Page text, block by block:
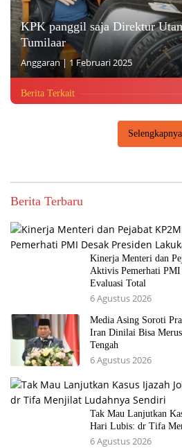
KPK panggil saja Direktur
Tumilaar
Anggaran| 1 Februari 2025
Berita Terkait
Selengkapnya
Berita Terbaru
Kinerja Menteri dan
Aktivis Pemerhati PMI
Evaluasi Total
6 Agustus 2026
Media Asing Soroti
Iran Dinilai Bisa
Tengah
6 Agustus 2026
Tak Mau Lanjutkan
Hari Lubis: dr Tifa
6 Agustus 2026